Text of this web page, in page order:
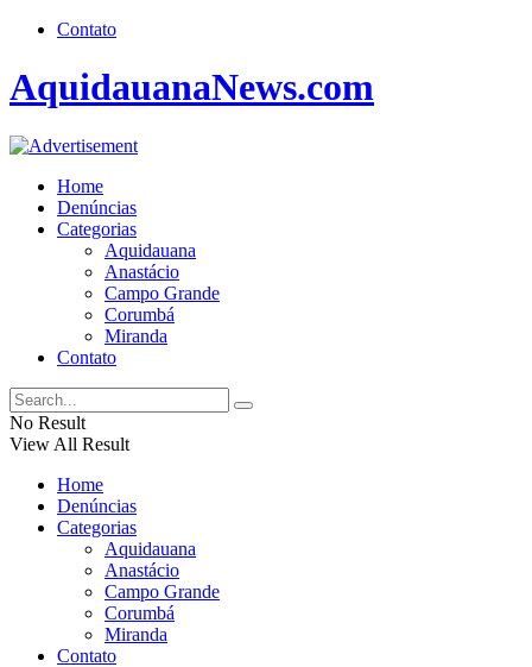
Contato
AquidauanaNews.com
Home
Denúncias
Categorias
Aquidauana
Anastácio
Campo Grande
Corumbá
Miranda
Contato
No Result
View All Result
Home
Denúncias
Categorias
Aquidauana
Anastácio
Campo Grande
Corumbá
Miranda
Contato